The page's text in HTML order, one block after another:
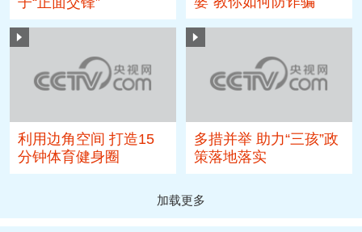
利用边角空间 打造15
分钟体育健身圈
多措并举 助力“三孩”政
策落地落实
加载更多